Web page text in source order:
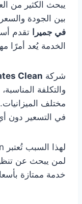
يبحث الكثير من
بين الجودة
في جميرا تقدم
الخدمة يُعد أمرًا
شركة Clean
والتكلفة
مختلف
في التسعير دون
لمن يبحث عن
خدمة ممتازة